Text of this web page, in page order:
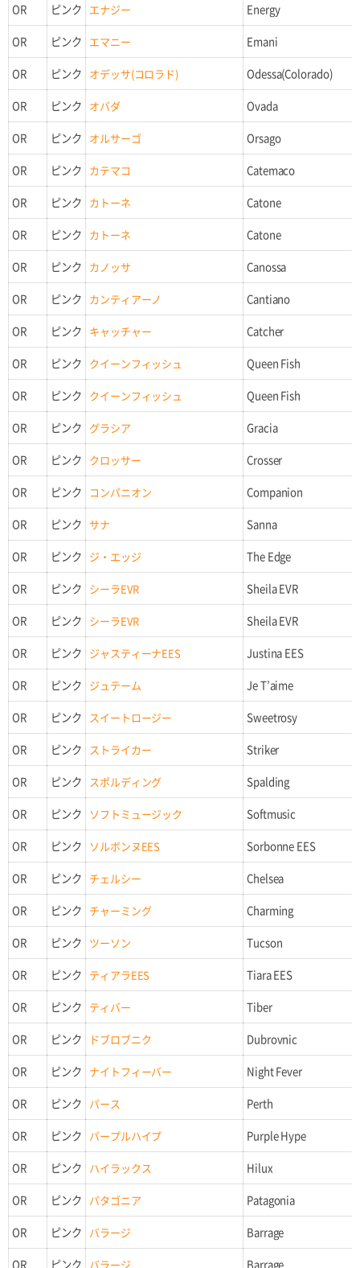
OR ピンク エナジー Energy
OR ピンク エマニー Emani
OR ピンク オデッサ(コロラド) Odessa(Colorado)
OR ピンク オバダ Ovada
OR ピンク オルサーゴ Orsago
OR ピンク カテマコ Catemaco
OR ピンク カトーネ Catone
OR ピンク カトーネ Catone
OR ピンク カノッサ Canossa
OR ピンク カンティアーノ Cantiano
OR ピンク キャッチャー Catcher
OR ピンク クイーンフィッシュ Queen Fish
OR ピンク クイーンフィッシュ Queen Fish
OR ピンク グラシア Gracia
OR ピンク クロッサー Crosser
OR ピンク コンパニオン Companion
OR ピンク サナ Sanna
OR ピンク ジ・エッジ The Edge
OR ピンク シーラEVR Sheila EVR
OR ピンク シーラEVR Sheila EVR
OR ピンク ジャスティーナEES Justina EES
OR ピンク ジュテーム Je T’aime
OR ピンク スイートロージー Sweetrosy
OR ピンク ストライカー Striker
OR ピンク スポルディング Spalding
OR ピンク ソフトミュージック Softmusic
OR ピンク ソルボンヌEES Sorbonne EES
OR ピンク チェルシー Chelsea
OR ピンク チャーミング Charming
OR ピンク ツーソン Tucson
OR ピンク ティアラEES Tiara EES
OR ピンク ティバー Tiber
OR ピンク ドブロブニク Dubrovnic
OR ピンク ナイトフィーバー Night Fever
OR ピンク パース Perth
OR ピンク パープルハイプ Purple Hype
OR ピンク ハイラックス Hilux
OR ピンク パタゴニア Patagonia
OR ピンク バラージ Barrage
OR ピンク バラージ Barrage